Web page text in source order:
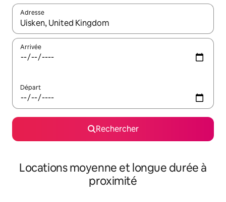
Adresse
Lorsque les résultats s'affichent, utilisez les flèches vers le
Arrivée
Départ
Rechercher
Locations moyenne et longue durée à
proximité